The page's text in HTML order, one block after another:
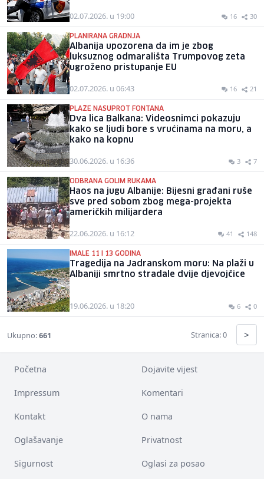
02.07.2026. u 19:00 16 30
PLANIRANA GRADNJA
Albanija upozorena da im je zbog
luksuznog odmarališta Trumpovog zeta
ugroženo pristupanje EU
02.07.2026. u 06:43 16 21
PLAŽE NASUPROT FONTANA
Dva lica Balkana: Videosnimci pokazuju
kako se ljudi bore s vrućinama na moru, a
kako na kopnu
30.06.2026. u 16:36 3 7
ODBRANA GOLIM RUKAMA
Haos na jugu Albanije: Bijesni građani ruše
sve pred sobom zbog mega-projekta
američkih milijardera
22.06.2026. u 16:12 41 148
IMALE 11 I 13 GODINA
Tragedija na Jadranskom moru: Na plaži u
Albaniji smrtno stradale dvije djevojčice
19.06.2026. u 18:20 6 0
Ukupno:661 Stranica: 0 >
Početna Dojavite vijest
Impressum Komentari
Kontakt O nama
Oglašavanje Privatnost
Sigurnost Oglasi za posao